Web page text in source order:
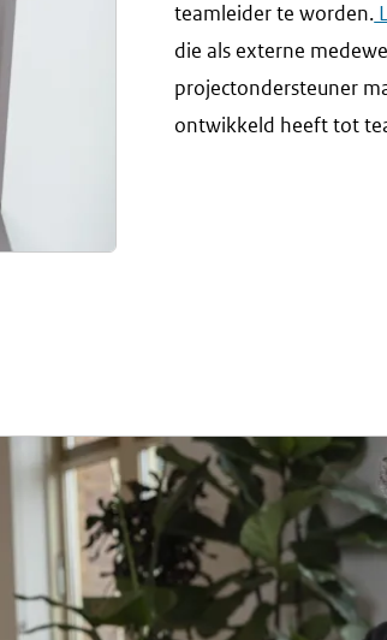
teamleider te worden.
die als externe
projectondersteuner
ontwikkeld heeft tot